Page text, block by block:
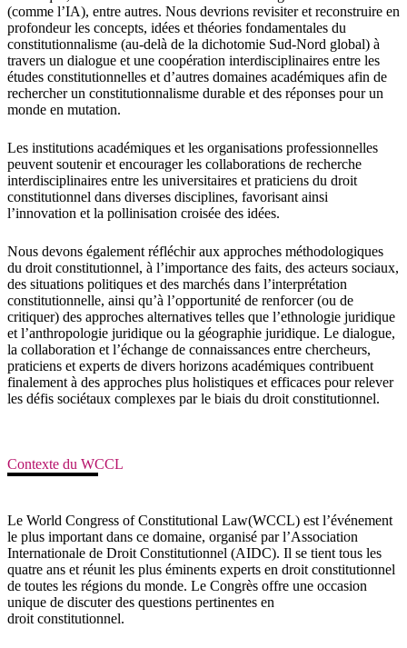
(comme l’IA), entre autres. Nous devrions revisiter et reconstruire en
profondeur les concepts, idées et théories fondamentales du
constitutionnalisme (au-delà de la dichotomie Sud-Nord global) à
travers un dialogue et une coopération interdisciplinaires entre les
études constitutionnelles et d’autres domaines académiques afin de
rechercher un constitutionnalisme durable et des réponses pour un
monde en mutation.
Les institutions académiques et les organisations professionnelles
peuvent soutenir et encourager les collaborations de recherche
interdisciplinaires entre les universitaires et praticiens du droit
constitutionnel dans diverses disciplines, favorisant ainsi
l’innovation et la pollinisation croisée des idées.
Nous devons également réfléchir aux approches méthodologiques
du droit constitutionnel, à l’importance des faits, des acteurs sociaux,
des situations politiques et des marchés dans l’interprétation
constitutionnelle, ainsi qu’à l’opportunité de renforcer (ou de
critiquer) des approches alternatives telles que l’ethnologie juridique
et l’anthropologie juridique ou la géographie juridique. Le dialogue,
la collaboration et l’échange de connaissances entre chercheurs,
praticiens et experts de divers horizons académiques contribuent
finalement à des approches plus holistiques et efficaces pour relever
les défis sociétaux complexes par le biais du droit constitutionnel.
Contexte du WCCL
Le World Congress of Constitutional Law(WCCL) est l’événement
le plus important dans ce domaine, organisé par l’Association
Internationale de Droit Constitutionnel (AIDC). Il se tient tous les
quatre ans et réunit les plus éminents experts en droit constitutionnel
de toutes les régions du monde. Le Congrès offre une occasion
unique de discuter des questions pertinentes en
droit constitutionnel.